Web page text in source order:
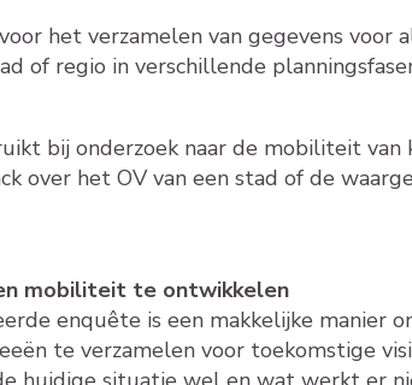
het verzamelen van gegevens voor
of regio in verschillende
bij onderzoek naar de mobiliteit van
over het OV van een stad of de
mobiliteit te ontwikkelen
enquête is een makkelijke manier
te verzamelen voor toekomstige